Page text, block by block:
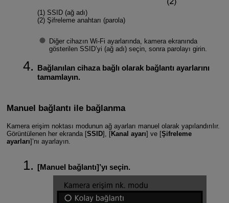
(1) SSID (ağ adı)
(2) Şifreleme anahtarı (parola)
Diğer cihazın Wi-Fi ayarlarında, kamera ekranında
gösterilen SSID’yi (ağ adı) seçin, sonra parolayı girin.
Bağlanılan cihaza bağlı olarak bağlantı ayarlarını
tamamlayın.
Manuel bağlantı ile bağlanma
Kamera erişim noktası modunun ağ ayarları manuel olarak yapılandırılır.
Görüntülenen her ekranda [SSID], [Kanal ayarı] ve [Şifreleme
ayarları]’nı ayarlayın.
[Manuel bağlantı]’yı seçin.